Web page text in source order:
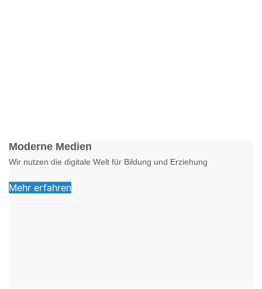
Moderne Medien
Wir nutzen die digitale Welt für Bildung und Erziehung
Mehr erfahren